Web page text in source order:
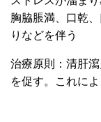
胸脇脹満、口乾
りなどを伴う
治療原則：清肝
を促す。これに